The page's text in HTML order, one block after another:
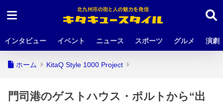
インタビュー イベント ニュース スポーツ グルメ 演劇
ホーム KitaQ Style 1000 Project
門司港のゲストハウス・ポルトから“出